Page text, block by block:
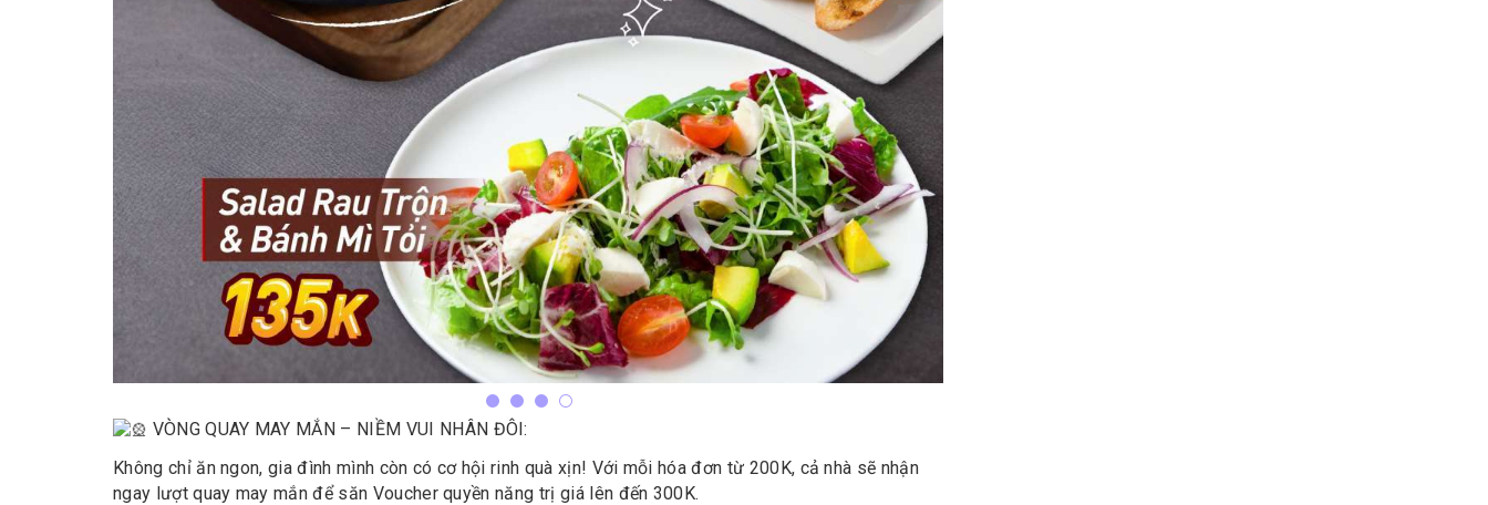
VÒNG QUAY MAY MẮN – NIỀM VUI NHÂN ĐÔI:
Không chỉ ăn ngon, gia đình mình còn có cơ hội rinh quà xịn! Với mỗi hóa đơn từ 200K, cả nhà sẽ nhận
ngay lượt quay may mắn để săn Voucher quyền năng trị giá lên đến 300K.